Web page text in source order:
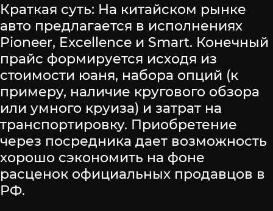
Краткая суть: На китайском рынке
авто предлагается в исполнениях
Pioneer, Excellence и Smart. Конечный
прайс формируется исходя из
стоимости юаня, набора опций (к
примеру, наличие кругового обзора
или умного круиза) и затрат на
транспортировку. Приобретение
через посредника дает возможность
хорошо сэкономить на фоне
расценок официальных продавцов в
РФ.